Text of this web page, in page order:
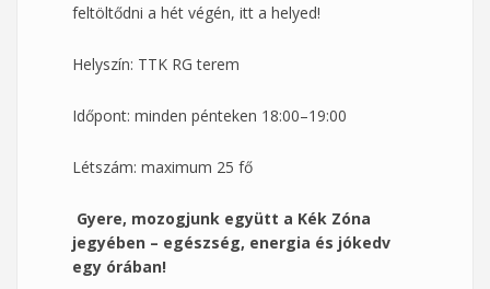
feltöltődni a hét végén, itt a helyed!
Helyszín: TTK RG terem
Időpont: minden pénteken 18:00–19:00
Létszám: maximum 25 fő
Gyere, mozogjunk együtt a Kék Zóna
jegyében – egészség, energia és jókedv
egy órában!